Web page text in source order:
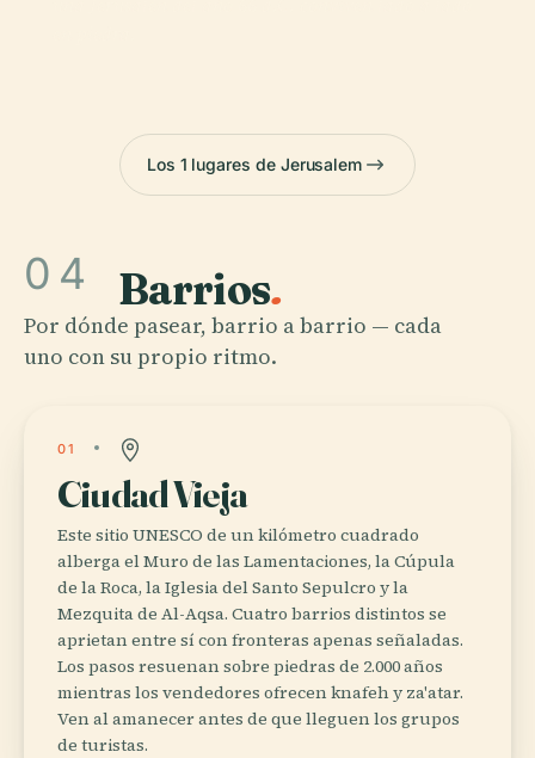
Los 1 lugares de Jerusalem
04 Barrios.
Por dónde pasear, barrio a barrio — cada
uno con su propio ritmo.
01
Ciudad Vieja
Este sitio UNESCO de un kilómetro cuadrado
alberga el Muro de las Lamentaciones, la Cúpula
de la Roca, la Iglesia del Santo Sepulcro y la
Mezquita de Al-Aqsa. Cuatro barrios distintos se
aprietan entre sí con fronteras apenas señaladas.
Los pasos resuenan sobre piedras de 2.000 años
mientras los vendedores ofrecen knafeh y za'atar.
Ven al amanecer antes de que lleguen los grupos
de turistas.